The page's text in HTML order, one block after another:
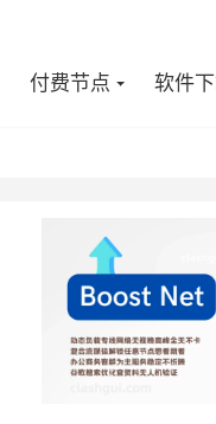
付费节点 软件